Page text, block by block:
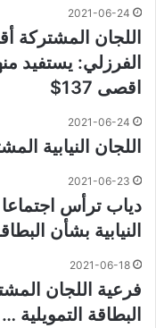
2021-06-24
اللجان المشتركة
اقصى 137$
2021-06-24
اللجان النيابية
2021-06-23
دياب ترأس
النيابية بشأن
2021-06-18
فرعية اللجان
البطاقة